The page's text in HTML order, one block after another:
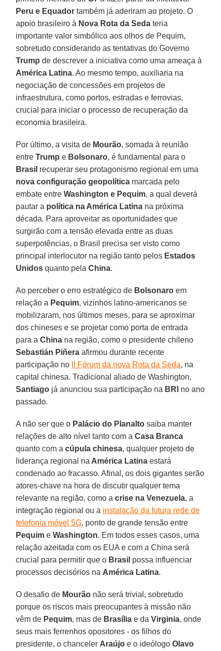
Peru e Equador também já aderiram ao projeto. O
apoio brasileiro à Nova Rota da Seda teria
importante valor simbólico aos olhos de Pequim,
sobretudo considerando as tentativas do Governo
Trump de descrever a iniciativa como uma ameaça à
América Latina. Ao mesmo tempo, auxiliaria na
negociação de concessões em projetos de
infraestrutura, como portos, estradas e ferrovias,
crucial para iniciar o processo de recuperação da
economia brasileira.
Por último, a visita de Mourão, somada à reunião
entreTrump e Bolsonaro, é fundamental para o
Brasil recuperar seu protagonismo regional em uma
nova configuração geopolítica marcada pelo
embate entreWashington e Pequim, a qual deverá
pautar a política na América Latina na próxima
década. Para aproveitar as oportunidades que
surgirão com a tensão elevada entre as duas
superpotências, o Brasil precisa ser visto como
principal interlocutor na região tanto pelos Estados
Unidos quanto pelaChina.
Ao perceber o erro estratégico de Bolsonaro em
relação a Pequim, vizinhos latino-americanos se
mobilizaram, nos últimos meses, para se aproximar
dos chineses e se projetar como porta de entrada
para aChina na região, como o presidente chileno
Sebastián Piñera afirmou durante recente
participação no
II Fórum da nova Rota da Seda, na
capital chinesa. Tradicional aliado de Washington,
Santiago já anunciou sua participação na BRI no ano
passado.
A não ser que o Palácio do Planalto saiba manter
relações de alto nível tanto com aCasa Branca
quanto com acúpula chinesa, qualquer projeto de
liderança regional na América Latina estará
condenado ao fracasso. Afinal, os dois gigantes serão
atores-chave na hora de discutir qualquer tema
relevante na região, como acrise na Venezuela, a
integração regional ou a instalação da futura rede de
telefonia móvel 5G, ponto de grande tensão entre
Pequim eWashington. Em todos esses casos, uma
relação azeitada com os EUA e com a China será
crucial para permitir que o Brasil possa influenciar
processos decisórios na América Latina.
O desafio de Mourão não será trivial, sobretudo
porque os riscos mais preocupantes à missão não
vêm de Pequim, mas de Brasília e daVirginia, onde
seus mais ferrenhos opositores - os filhos do
presidente, o chanceler Araújo e o ideólogoOlavo